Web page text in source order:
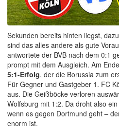
Sekunden bereits hinten liegst,
sind das alles andere als gute
antwortete der BVB nach dem 0:1
prompt mit dem Ausgleich. Am
5:1-Erfolg, der die Borussia zum
Für Gegner und Gastgeber 1. FC
aus. Die Geißböcke verloren
Wolfsburg mit 1:2. Da droht also
wenn es gegen Dortmund geht –
enorm ist.